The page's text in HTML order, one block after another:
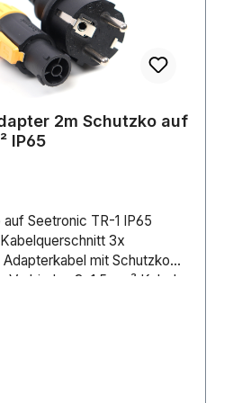
2m Schutzko auf
IP65
Seetronic TR-1 IP65
3x
Adapterkabel mit Schutzko
Verbinder, 3x1.5mm² Kabel